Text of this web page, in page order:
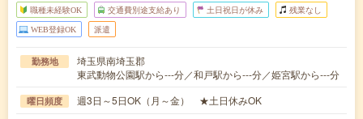
職種未経験OK 交通費別途支給あり 土日祝日が休み 残業なし
WEB登録OK 派遣
勤務地
埼玉県南埼玉郡
東武動物公園駅から---分／和戸駅から---分／姫宮駅から---分
曜日頻度 週3日～5日OK（月～金） ★土日休みOK